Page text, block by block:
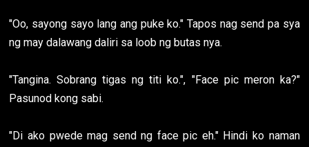
"Oo, sayong sayo lang ang puke ko." Tapos nag send pa sya
ng may dalawang daliri sa loob ng butas nya.
"Tangina. Sobrang tigas ng titi ko.", "Face pic meron ka?"
Pasunod kong sabi.
"Di ako pwede mag send ng face pic eh." Hindi ko naman